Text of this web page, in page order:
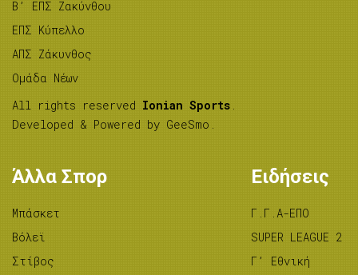
B’ ΕΠΣ Ζακύνθου
ΕΠΣ Κύπελλο
ΑΠΣ Ζάκυνθος
Ομάδα Νέων
All rights reserved Ionian Sports .
Developed & Powered by GeeSmo .
Άλλα Σπορ
Μπάσκετ
Βόλεϊ
Στίβος
Ειδήσεις
Γ.Γ.Α-ΕΠΟ
SUPER LEAGUE 2
Γ’ Εθνική